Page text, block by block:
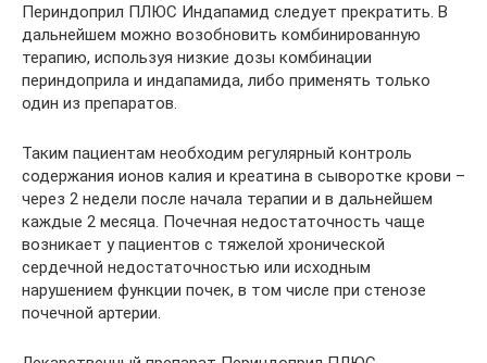
Периндоприл ПЛЮС Индапамид следует прекратить. В
дальнейшем можно возобновить комбинированную
терапию, используя низкие дозы комбинации
периндоприла и индапамида, либо применять только
один из препаратов.
Таким пациентам необходим регулярный контроль
содержания ионов калия и креатина в сыворотке крови –
через 2 недели после начала терапии и в дальнейшем
каждые 2 месяца. Почечная недостаточность чаще
возникает у пациентов с тяжелой хронической
сердечной недостаточностью или исходным
нарушением функции почек, в том числе при стенозе
почечной артерии.